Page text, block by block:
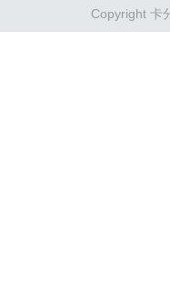
务
期
Copyright 卡